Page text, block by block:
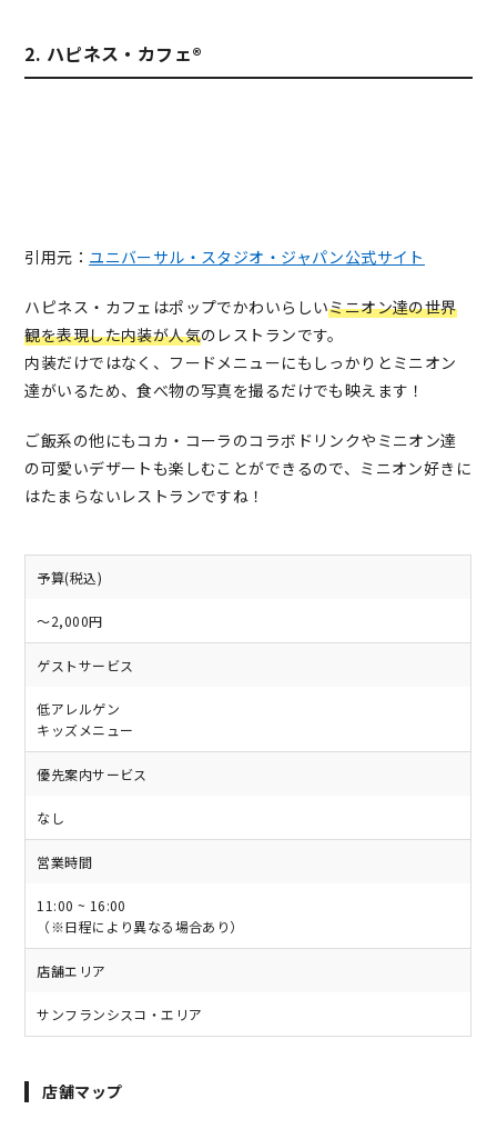
2. ハピネス・カフェ®
引用元： ユニバーサル・スタジオ・ジャパン公式サイト
ハピネス・カフェはポップでかわいらしいミニオン達の世界
観を表現した内装が人気のレストランです。
内装だけではなく、フードメニューにもしっかりとミニオン
達がいるため、食べ物の写真を撮るだけでも映えます！
ご飯系の他にもコカ・コーラのコラボドリンクやミニオン達
の可愛いデザートも楽しむことができるので、ミニオン好きに
はたまらないレストランですね！
予算(税込)
～2,000円
ゲストサービス
低アレルゲン
キッズメニュー
優先案内サービス
なし
営業時間
11:00 ~ 16:00
（※日程により異なる場合あり）
店舗エリア
サンフランシスコ・エリア
店舗マップ